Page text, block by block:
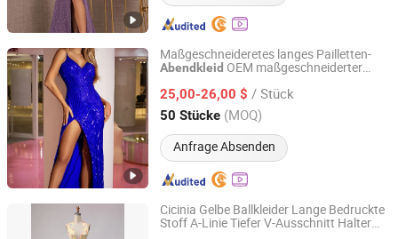
Maßgeschneideretes langes Pailletten-
Abendkleid OEM maßgeschneiderter
25,00-26,00 $ / Stück
50 Stücke (MOQ)
Anfrage Absenden
Guangzhou Panyu district south village Jinluoxuan
clothing factory
Guangdong, China Seit 2025
Cicinia Gelbe Ballkleider Lange Bedruckte
Stoff A-Linie Tiefer V-Ausschnitt Halter
Chaozhou City Snow Pear Fashion Co., Ltd.